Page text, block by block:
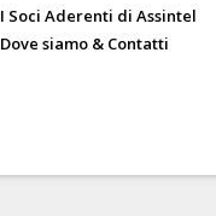
I Soci Aderenti di Assintel
Dove siamo & Contatti